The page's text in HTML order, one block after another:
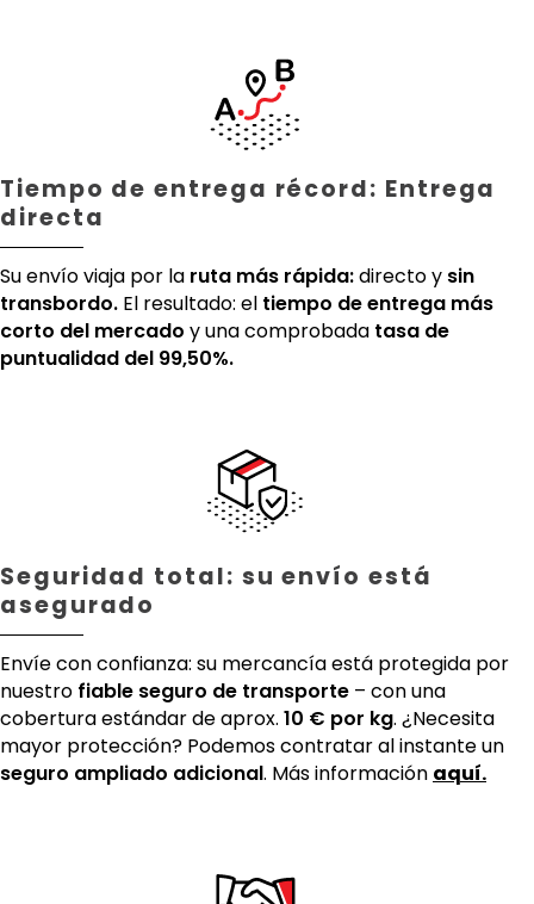
Tiempo de entrega récord: Entrega
directa
Su envío viaja por la ruta más rápida:directo y sin
transbordo. El resultado: el tiempo de entrega más
corto del mercado y una comprobada tasa de
puntualidad del 99,50%.
Seguridad total: su envío está
asegurado
Envíe con confianza: su mercancía está protegida por
nuestro fiable seguro de transporte – con una
cobertura estándar de aprox. 10 € por kg. ¿Necesita
mayor protección? Podemos contratar al instante un
seguro ampliado adicional. Más información aquí.